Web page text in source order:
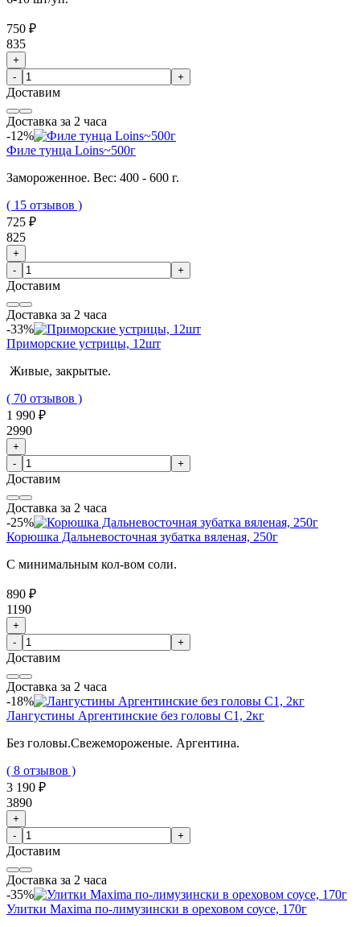
750 ₽
835
+
-
+
Доставим
Доставка за 2 часа
-12%
Филе тунца Loins~500г
Замороженное. Вес: 400 - 600 г.
( 15 отзывов )
725 ₽
825
+
-
+
Доставим
Доставка за 2 часа
-33%
Приморские устрицы, 12шт
Живые, закрытые.
( 70 отзывов )
1 990 ₽
2990
+
-
+
Доставим
Доставка за 2 часа
-25%
Корюшка Дальневосточная зубатка вяленая, 250г
С минимальным кол-вом соли.
890 ₽
1190
+
-
+
Доставим
Доставка за 2 часа
-18%
Лангустины Аргентинские без головы C1, 2кг
Без головы.Свежемороженые. Аргентина.
( 8 отзывов )
3 190 ₽
3890
+
-
+
Доставим
Доставка за 2 часа
-35%
Улитки Maxima по-лимузински в ореховом соусе, 170г